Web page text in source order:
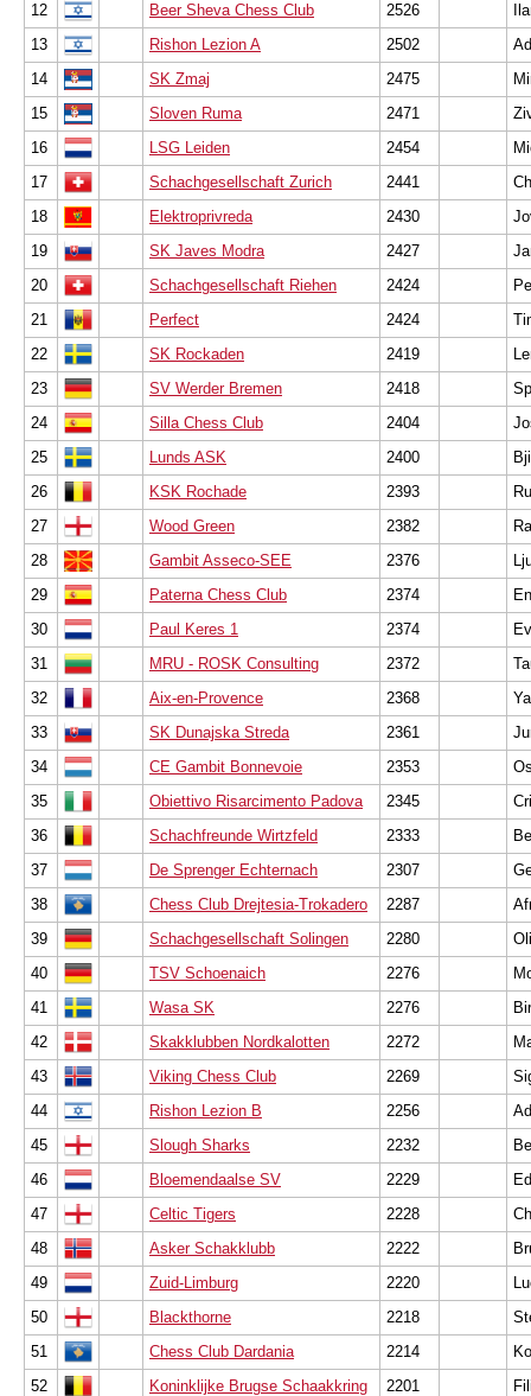
12
Beer Sheva Chess Club 2526
13
Rishon Lezion A 2502
14
SK Zmaj 2475
15
Sloven Ruma 2471
16
LSG Leiden 2454
17
Schachgesellschaft Zurich 2441
18
Elektroprivreda 2430
19
SK Javes Modra 2427
20
Schachgesellschaft Riehen 2424
21
Perfect 2424
22
SK Rockaden 2419
23
SV Werder Bremen 2418
24
Silla Chess Club 2404
25
Lunds ASK 2400
26
KSK Rochade 2393
27
Wood Green 2382
28
Gambit Asseco-SEE 2376
29
Paterna Chess Club 2374
30
Paul Keres 1 2374
31
MRU - ROSK Consulting 2372
32
Aix-en-Provence 2368
33
SK Dunajska Streda 2361
34
CE Gambit Bonnevoie 2353
35
Obiettivo Risarcimento Padova 2345
36
Schachfreunde Wirtzfeld 2333
37
De Sprenger Echternach 2307
38
Chess Club Drejtesia-Trokadero 2287
39
Schachgesellschaft Solingen 2280
40
TSV Schoenaich 2276
41
Wasa SK 2276
42
Skakklubben Nordkalotten 2272
43
Viking Chess Club 2269
44
Rishon Lezion B 2256
45
Slough Sharks 2232
46
Bloemendaalse SV 2229
47
Celtic Tigers 2228
48
Asker Schakklubb 2222
49
Zuid-Limburg 2220
50
Blackthorne 2218
51
Chess Club Dardania 2214
52
Koninklijke Brugse Schaakkring 2201